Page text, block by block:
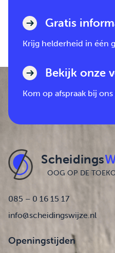
Gratis
Krijg helderheid in één
Bekijk onze
Kom op afspraak bij ons
Scheidings
OOG OP DE
085 – 0 16 15 17
info@scheidingswijze.nl
Openingstijden